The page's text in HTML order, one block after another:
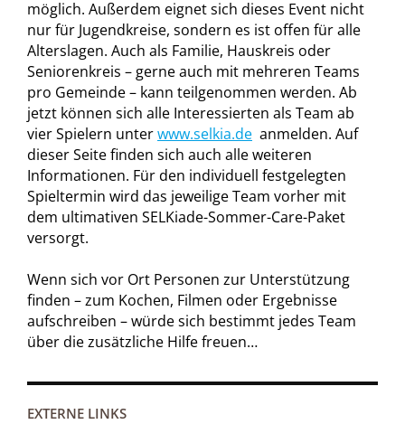
möglich. Außerdem eignet sich dieses Event nicht
nur für Jugendkreise, sondern es ist offen für alle
Alterslagen. Auch als Familie, Hauskreis oder
Seniorenkreis – gerne auch mit mehreren Teams
pro Gemeinde – kann teilgenommen werden. Ab
jetzt können sich alle Interessierten als Team ab
vier Spielern unterwww.selkia.de anmelden. Auf
dieser Seite finden sich auch alle weiteren
Informationen. Für den individuell festgelegten
Spieltermin wird das jeweilige Team vorher mit
dem ultimativen SELKiade-Sommer-Care-Paket
versorgt.
Wenn sich vor Ort Personen zur Unterstützung
finden – zum Kochen, Filmen oder Ergebnisse
aufschreiben – würde sich bestimmt jedes Team
über die zusätzliche Hilfe freuen…
EXTERNE LINKS